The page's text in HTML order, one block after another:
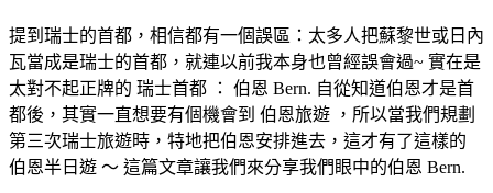
以
及
注
意
事
項
提到瑞士的首都，相信都有一個誤區：太多人把蘇黎世或日內
瓦當成是瑞士的首都，就連以前我本身也曾經誤會過~ 實在是
太對不起正牌的 瑞士首都 ： 伯恩 Bern. 自從知道伯恩才是首
都後，其實一直想要有個機會到 伯恩旅遊 ，所以當我們規劃
第三次瑞士旅遊時，特地把伯恩安排進去，這才有了這樣的
伯恩半日遊 ～ 這篇文章讓我們來分享我們眼中的伯恩 Bern.